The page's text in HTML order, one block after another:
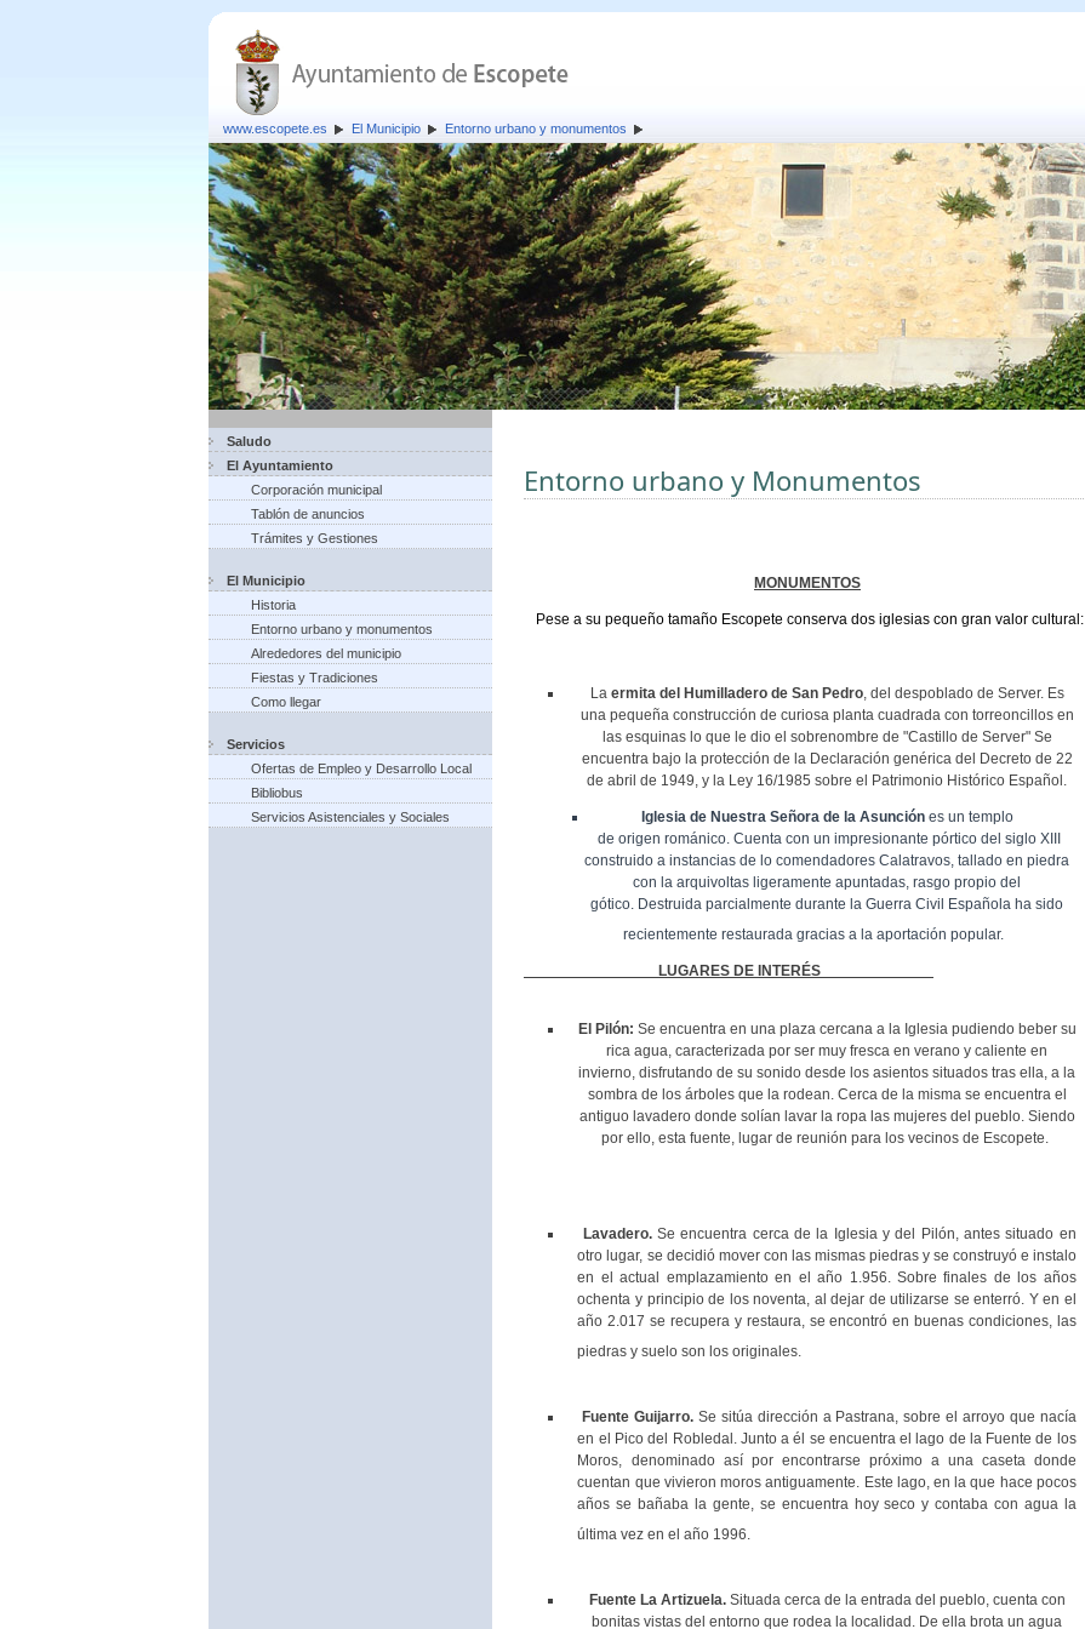
www.escopete.es El Municipio Entorno urbano y monumentos
Saludo
El Ayuntamiento
Corporación municipal
Tablón de anuncios
Trámites y Gestiones
El Municipio
Historia
Entorno urbano y monumentos
Alrededores del municipio
Fiestas y Tradiciones
Como llegar
Servicios
Ofertas de Empleo y Desarrollo Local
Bibliobus
Servicios Asistenciales y Sociales
Entorno urbano y Monumentos
MONUMENTOS
Pese a su pequeño tamaño Escopete conserva dos iglesias con gran valor cultural:
La ermita del Humilladero de San Pedro, del despoblado de Server. Es
una pequeña construcción de curiosa planta cuadrada con torreoncillos en
las esquinas lo que le dio el sobrenombre de "Castillo de Server" Se
encuentra bajo la protección de la Declaración genérica del Decreto de 22
de abril de 1949, y la Ley 16/1985 sobre el Patrimonio Histórico Español.
Iglesia de Nuestra Señora de la Asunción es un templo
de origen románico. Cuenta con un impresionante pórtico del siglo XIII
construido a instancias de lo comendadores Calatravos, tallado en piedra
con la arquivoltas ligeramente apuntadas, rasgo propio del
gótico. Destruida parcialmente durante la Guerra Civil Española ha sido
recientemente restaurada gracias a la aportación popular.
LUGARES DE INTERÉS
El Pilón: Se encuentra en una plaza cercana a la Iglesia pudiendo beber su
rica agua, caracterizada por ser muy fresca en verano y caliente en
invierno, disfrutando de su sonido desde los asientos situados tras ella, a la
sombra de los árboles que la rodean. Cerca de la misma se encuentra el
antiguo lavadero donde solían lavar la ropa las mujeres del pueblo. Siendo
por ello, esta fuente, lugar de reunión para los vecinos de Escopete.
Lavadero.Se encuentra cerca de la Iglesia y del Pilón, antes situado en
otro lugar, se decidió mover con las mismas piedras y se construyó e instalo
en el actual emplazamiento en el año 1.956. Sobre finales de los años
ochenta y principio de los noventa, al dejar de utilizarse se enterró. Y en el
año 2.017 se recupera y restaura, se encontró en buenas condiciones, las
piedras y suelo son los originales.
Fuente Guijarro. Se sitúa dirección a Pastrana, sobre el arroyo que nacía
en el Pico del Robledal. Junto a él se encuentra el lago de la Fuente de los
Moros, denominado así por encontrarse próximo a una caseta donde
cuentan que vivieron moros antiguamente. Este lago, en la que hace pocos
años se bañaba la gente, se encuentra hoy seco y contaba con agua la
última vez en el año 1996.
Fuente La Artizuela.Situada cerca de la entrada del pueblo, cuenta con
bonitas vistas del entorno que rodea la localidad. De ella brota un agua